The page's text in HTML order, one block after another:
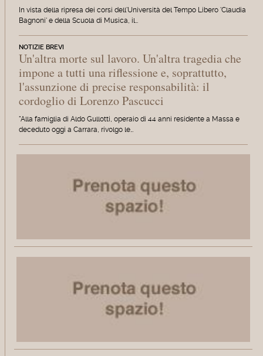
In vista della ripresa dei corsi dell'Università del Tempo Libero 'Claudia
Bagnoni' e della Scuola di Musica, il…
NOTIZIE BREVI
Un'altra morte sul lavoro. Un'altra tragedia che
impone a tutti una riflessione e, soprattutto,
l'assunzione di precise responsabilità: il
cordoglio di Lorenzo Pascucci
"Alla famiglia di Aldo Gullotti, operaio di 44 anni residente a Massa e
deceduto oggi a Carrara, rivolgo le…